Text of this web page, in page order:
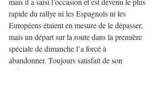
rapide du rallye ni les Espagnols ni les
Européens étaient en mesure de le dépasser,
mais un départ sur la route dans la première
spéciale de dimanche l’a forcé à
abandonner. Toujours satisfait de son
rythme malgré plusieurs mois sans